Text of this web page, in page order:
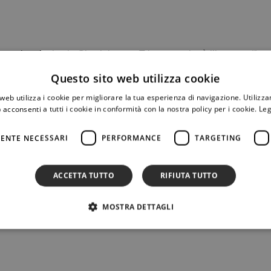
in via Giustiniano, a Trieste, ospiterà l’incontro
Dentici, avvocato e professore aggregato di Diritto del
Procura della Repubblica di Trieste con l’incarico di
regionale antimafia (Ora); Silvia Bolognini,
A coordinare è stata chiamata Anna Zilli, docente
ed è rivolto principalmente agli studenti del Disg. È prevista
Questo sito web utilizza cookie
utilizza i cookie per migliorare la tua esperienza di navigazione.
acconsenti a tutti i cookie in conformità con la nostra policy per i cookie.
NECESSARI PERFORMANCE TARGETING
ACCETTA TUTTO RIFIUTA TUTTO
MOSTRA DETTAGLI